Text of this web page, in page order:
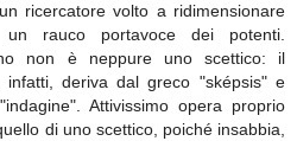
ricercatore volto a ridimensionare
rauco portavoce dei potenti.
non è neppure uno scettico: il
infatti, deriva dal greco "sképsis" e
Attivissimo opera proprio
di uno scettico, poiché insabbia,